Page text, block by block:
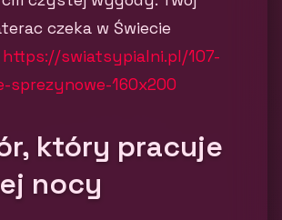
czeka w Świecie
https://swiatsypialni.pl/107-
sprezynowe-160x200
który pracuje
nocy